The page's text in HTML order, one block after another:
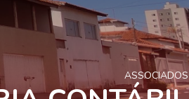
ASSOCIADOS